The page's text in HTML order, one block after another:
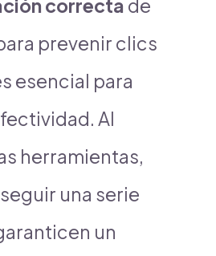
correcta de
prevenir clics
esencial para
Al
herramientas,
una serie
un